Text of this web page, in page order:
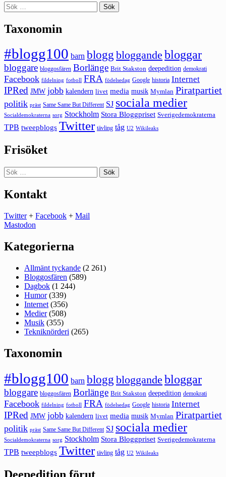
Sök
efter:
Taxonomin
#blogg100 barn blogg bloggande bloggar
bloggare bloggosfären Borlänge Brit Stakston deepedition demokrati
Facebook fildelning fotboll FRA födelsedag Google historia Internet
IPRed JMW jobb kalendern livet media musik Mymlan Piratpartiet
politik präst Same Same But Different SJ sociala medier
Socialdemokraterna sorg Stockholm Stora Bloggpriset Sverigedemokraterna
TPB tweepblogs Twitter tävling tåg U2 Wikileaks
Frisöket
Sök
efter:
Kontakt
Twitter+ Facebook + Mail
Mastodon
Kategorierna
Allmänt tyckande (2 261)
Bloggosfären (589)
Dagbok (1 244)
Humor(339)
Internet (356)
Medier(508)
Musik (355)
Tekniknörderi (265)
Taxonomin
#blogg100 barn blogg bloggande bloggar
bloggare bloggosfären Borlänge Brit Stakston deepedition demokrati
Facebook fildelning fotboll FRA födelsedag Google historia Internet
IPRed JMW jobb kalendern livet media musik Mymlan Piratpartiet
politik präst Same Same But Different SJ sociala medier
Socialdemokraterna sorg Stockholm Stora Bloggpriset Sverigedemokraterna
TPB tweepblogs Twitter tävling tåg U2 Wikileaks
Deepedition förut